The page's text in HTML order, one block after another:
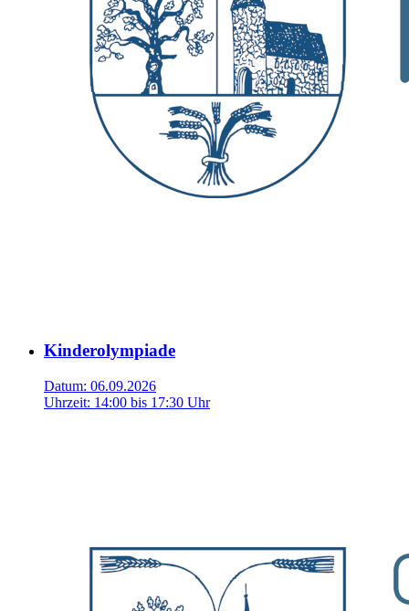
Kinderolympiade
Datum: 06.09.2026
Uhrzeit: 14:00 bis 17:30 Uhr